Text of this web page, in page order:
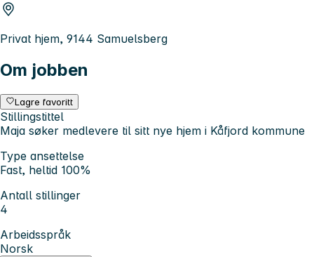
Privat hjem, 9144 Samuelsberg
Om jobben
Lagre favoritt
Stillingstittel
Maja søker medlevere til sitt nye hjem i Kåfjord kommune
Type ansettelse
Fast, heltid 100%
Antall stillinger
4
Arbeidsspråk
Norsk